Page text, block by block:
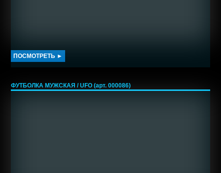
ПОСМОТРЕТЬ ►
ФУТБОЛКА МУЖСКАЯ / UFO (арт. 000086)